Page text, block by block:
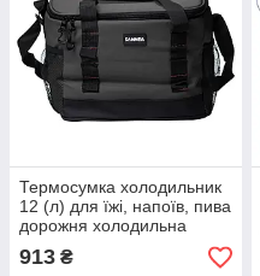
Термосумка холодильник
12 (л) для їжі, напоїв, пива
дорожня холодильна
сумка для риболовлі та
пікніка HP-14-20
913 ₴